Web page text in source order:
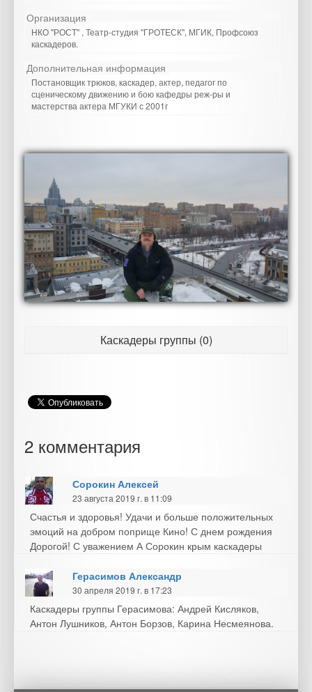
Организация
НКО "РОСТ" , Театр-студия "ГРОТЕСК", МГИК, Профсоюз
каскадеров.
Дополнительная информация
Постановщик трюков, каскадер, актер, педагог по
сценическому движению и бою кафедры реж-ры и
мастерства актера МГУКИ с 2001г
Каскадеры группы (0)
2 комментария
Сорокин Алексей
23 августа 2019 г. в 11:09
Счастья и здоровья! Удачи и больше положительных
эмоций на добром поприще Кино! С днем рождения
Дорогой! С уважением А Сорокин крым каскадеры
Герасимов Александр
30 апреля 2019 г. в 17:23
Каскадеры группы Герасимова: Андрей Кисляков,
Антон Лушников, Антон Борзов, Карина Несмеянова.